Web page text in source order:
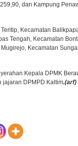
dan Kampung
Kecamatan
Tengah, Kecamatan
Kecamatan
Kepala DPMK
jajaran DPMPD Kaltim.(arf)